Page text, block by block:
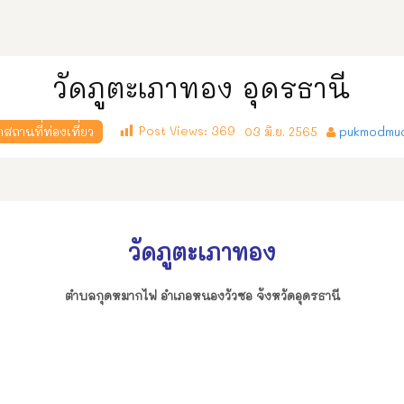
วัดภูตะเภาทอง อุดรธานี
สถานที่ท่องเที่ยว Post Views: 369 03 มิ.ย. 2565
วัดภูตะเภาทอง
ตำบลกุดหมากไฟ อำเภอหนองวัวซอ จังหวัดอุดรธานี